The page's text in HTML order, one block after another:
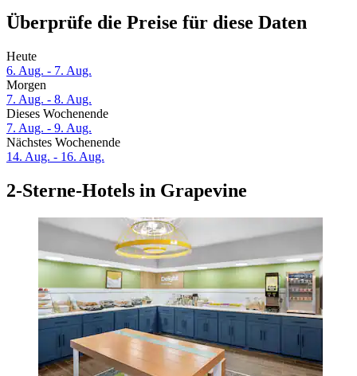
Überprüfe die Preise für diese Daten
Heute
6. Aug. - 7. Aug.
Morgen
7. Aug. - 8. Aug.
Dieses Wochenende
7. Aug. - 9. Aug.
Nächstes Wochenende
14. Aug. - 16. Aug.
2-Sterne-Hotels in Grapevine